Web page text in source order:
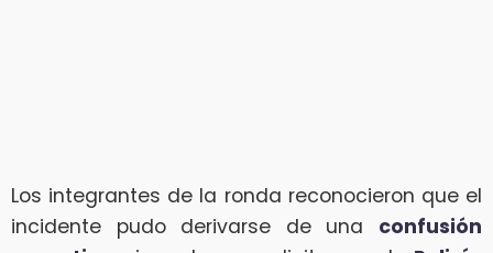
Los integrantes de la ronda reconocieron que el
incidente pudo derivarse de una confusión